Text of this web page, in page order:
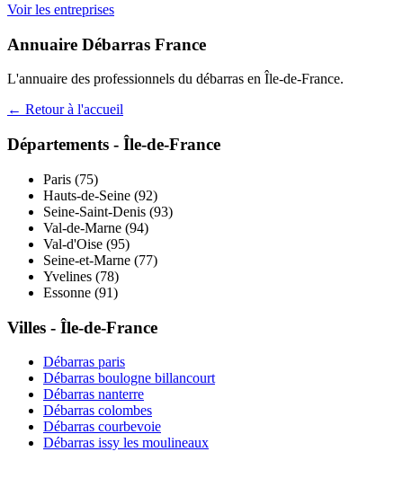
Voir les entreprises
Annuaire Débarras France
L'annuaire des professionnels du débarras en Île-de-France.
← Retour à l'accueil
Départements - Île-de-France
Paris (75)
Hauts-de-Seine (92)
Seine-Saint-Denis (93)
Val-de-Marne (94)
Val-d'Oise (95)
Seine-et-Marne (77)
Yvelines (78)
Essonne (91)
Villes - Île-de-France
Débarras paris
Débarras boulogne billancourt
Débarras nanterre
Débarras colombes
Débarras courbevoie
Débarras issy les moulineaux